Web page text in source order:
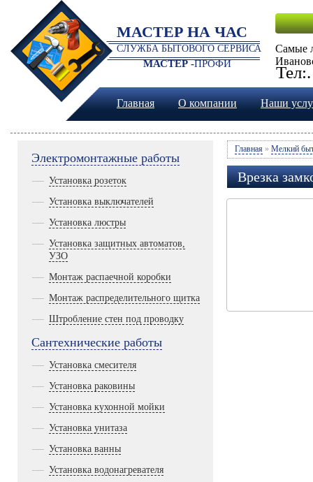
Самые
Главная О компании Наши
МАСТЕР НА ЧАС
СЛУЖБА БЫТОВОГО СЕРВИСА
МАСТЕР -ПРОФИ
Электромонтажные работы
Установка розеток
Установка выключателей
Установка люстры
Установка защитных автоматов,
УЗО
Монтаж распаечной коробки
Монтаж распределительного щитка
Штробление стен под проводку
Сантехнические работы
Установка смесителя
Установка раковины
Установка кухонной мойки
Установка унитаза
Установка ванны
Установка водонагревателя
Главная » Мелкий
Врезка